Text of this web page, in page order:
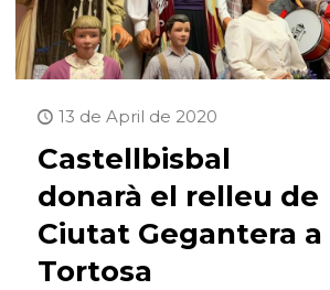
13 de April de 2020
Castellbisbal
donarà el relleu de
Ciutat Gegantera a
Tortosa